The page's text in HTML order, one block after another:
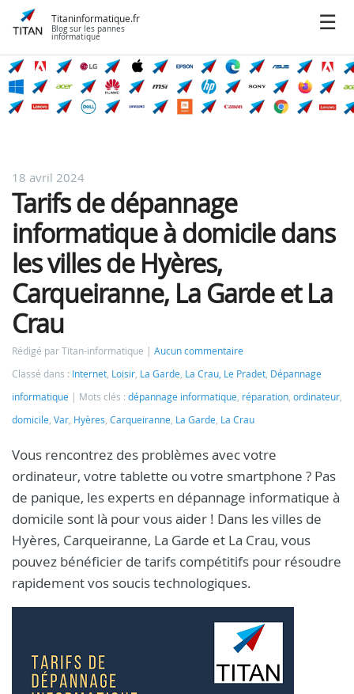
Titaninformatique.fr
Blog sur les pannes
informatique
18 avril 2024
Tarifs de dépannage
informatique à domicile dans
les villes de Hyères,
Carqueiranne, La Garde et La
Crau
Rédigé par Titan-informatique
Aucun commentaire
Classé dans : Internet, Loisir, La Garde, La Crau, Le Pradet, Dépannage
informatique
Mots clés : dépannage informatique, réparation, ordinateur,
domicile, Var, Hyères, Carqueiranne, La Garde, La Crau
Vous rencontrez des problèmes avec votre
ordinateur, votre tablette ou votre smartphone ? Pas
de panique, les experts en dépannage informatique à
domicile sont là pour vous aider ! Dans les villes de
Hyères, Carqueiranne, La Garde et La Crau, vous
pouvez bénéficier de tarifs compétitifs pour résoudre
rapidement vos soucis technologiques.